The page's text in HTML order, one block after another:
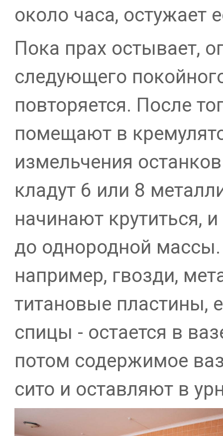
около часа, остужает
Пока прах остывает,
следующего
повторяется. После
помещают в
измельчения
кладут 6 или 8
начинают крутиться,
до однородной массы.
например, гвозди,
титановые пластины,
спицы - остается в
потом содержимое
сито и оставляют в